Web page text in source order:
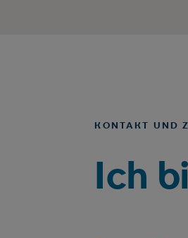
KONTAKT UND
Ich